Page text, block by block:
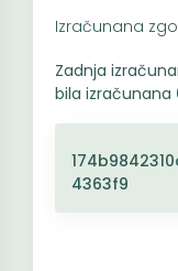
Izračunana
Zadnja
bila izračunana
4363f9